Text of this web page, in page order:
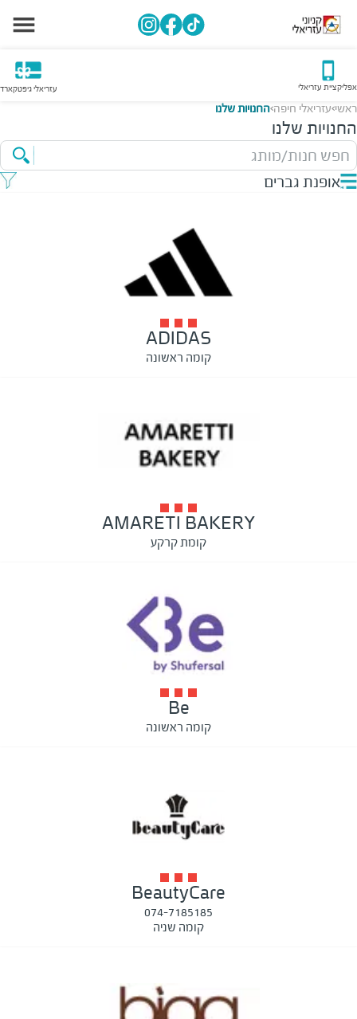
אפליקציית עזריאלי עזריאלי גיפטקארד
ראשי>עזריאלי חיפה>החנויות שלנו
החנויות שלנו
חפש חנות/מותג
אופנת גברים
ADIDAS
קומה ראשונה
AMARETI BAKERY
קומת קרקע
Be
קומה ראשונה
BeautyCare
074-7185185
קומה שניה